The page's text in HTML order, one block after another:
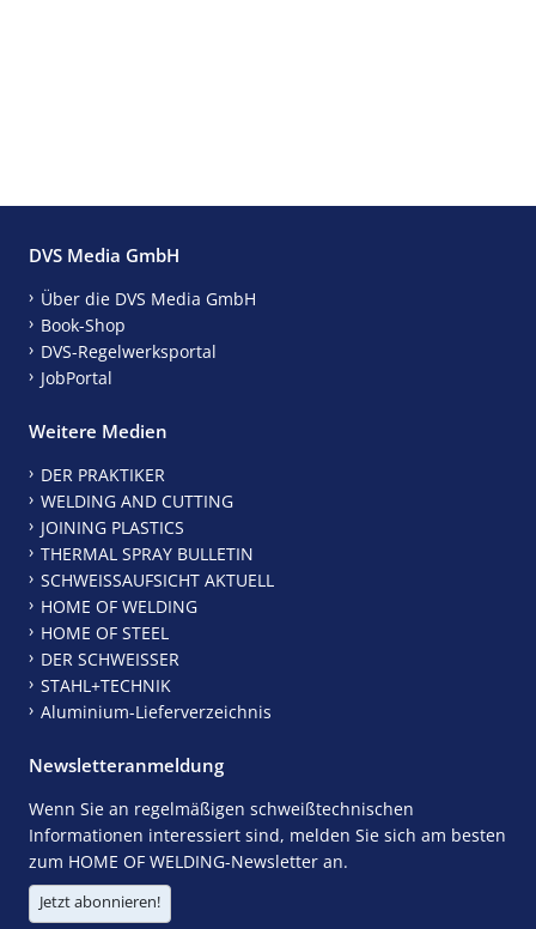
DVS Media GmbH
Über die DVS Media GmbH
Book-Shop
DVS-Regelwerksportal
JobPortal
Weitere Medien
DER PRAKTIKER
WELDING AND CUTTING
JOINING PLASTICS
THERMAL SPRAY BULLETIN
SCHWEISSAUFSICHT AKTUELL
HOME OF WELDING
HOME OF STEEL
DER SCHWEISSER
STAHL+TECHNIK
Aluminium-Lieferverzeichnis
Newsletteranmeldung
Wenn Sie an regelmäßigen schweißtechnischen
Informationen interessiert sind, melden Sie sich am besten
zum HOME OF WELDING-Newsletter an.
Jetzt abonnieren!